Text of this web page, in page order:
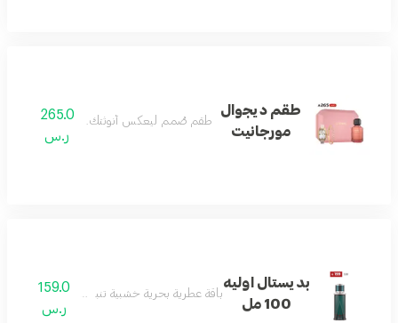
طقم ديجوال
مورجانيت
طقم صُمم ليعكس أنوثتك بكل تفاصيلها
265.0
ر.س
بديستال اوليه
100 مل
باقة عطرية بحرية خشبية تنبض بالانتعاش
159.0
ر.س